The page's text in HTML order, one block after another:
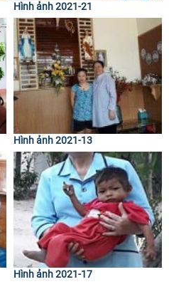
Hình ảnh 2021-21
Hình ảnh 2021-13
Hình ảnh 2021-17